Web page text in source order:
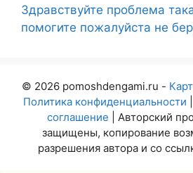
Здравствуйте проблема
помогите пожалуйста не
© 2026 pomoshdengami.ru -
Политика конфиденциальности
соглашение | Авторский
защищены, копирование
разрешения автора и со